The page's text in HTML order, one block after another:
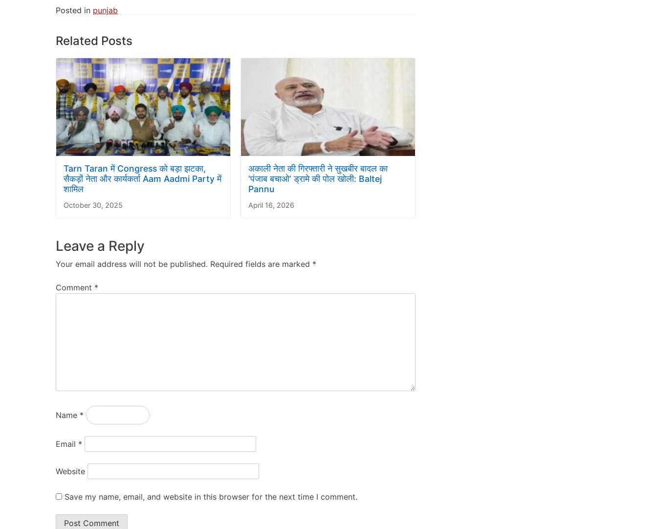
Posted in punjab
Related Posts
Tarn Taran में Congress को बड़ा झटका,
सैकड़ों नेता और कार्यकर्ता Aam Aadmi Party में
शामिल
October 30, 2025
अकाली नेता की गिरफ्तारी ने सुखबीर बादल का
‘पंजाब बचाओ’ ड्रामे की पोल खोली: Baltej
Pannu
April 16, 2026
Leave a Reply
Your email address will not be published. Required fields are marked *
Comment *
Name *
Email *
Website
Save my name, email, and website in this browser for the next time I comment.